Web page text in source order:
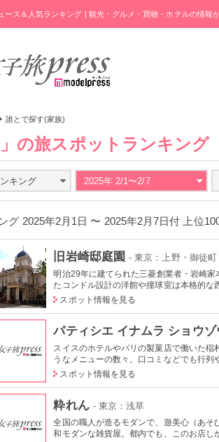
ース＆人気ランキング | 観光・グルメ・買物・ホテルの情報
誰とで探す(家族)
」の旅スポットランキング
キング 2025年 2/1〜2/7
グ 2025年2月1日 〜 2025年2月7日付 上位
旧岩崎邸庭園 - 東京：上野・御徒町
明治29年に建てられた三菱創業者・岩崎
たコンドル設計の洋館や撞球室は本格的な
スポット情報を見る
パティシエ イナムラ ショウゾ
スイスのホテルやパリの製菓店で働いた
うなメニューの数々。口コミなどでも行列
スポット情報を見る
粋れん - 東京：浅草
全国の職人が造るモダンで、遊美心（あ
和モダンな雑貨屋。都内でも、このお店し